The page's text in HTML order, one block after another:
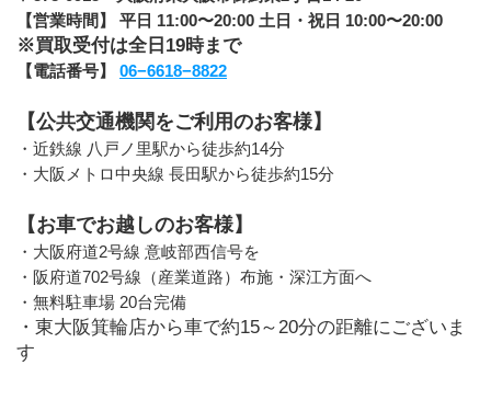
【営業時間】 平日 11:00〜20:00 土日・祝日 10:00〜20:00
※買取受付は全日19時まで
【電話番号】 06−6618−8822
【公共交通機関をご利用のお客様】
・近鉄線 八戸ノ里駅から徒歩約14分
・大阪メトロ中央線 長田駅から徒歩約15分
【お車でお越しのお客様】
・大阪府道2号線 意岐部西信号を
・阪府道702号線（産業道路）布施・深江方面へ
・無料駐車場 20台完備
・東大阪箕輪店から車で約15～20分の距離にございま
す